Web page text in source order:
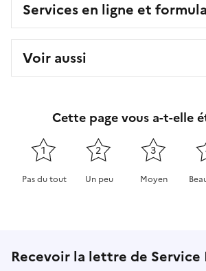
Services en ligne et
Voir aussi
Cette page vous a-t-elle
1
Pas du tout
2
Un peu
3
Moyen
Recevoir la lettre de Service